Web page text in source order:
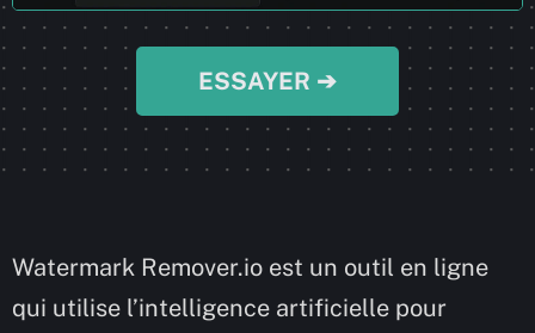
ESSAYER ➔
Watermark Remover.io est un outil en ligne
qui utilise l’intelligence artificielle pour